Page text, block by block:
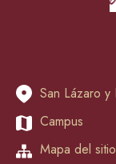
San Lázaro
Campus
Mapa del sitio